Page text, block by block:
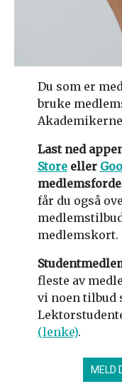
Du som er
bruke
Last ned
Storeeller
får du også
medlemskort.
fleste av
vi noen tilbud
(lenke).
MELD